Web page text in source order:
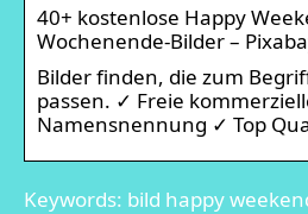
40+ kostenlose Happy
Wochenende-Bilder –
Bilder finden, die zum
passen. ✓ Freie
Namensnennung ✓ Top
Keywords: bild happy